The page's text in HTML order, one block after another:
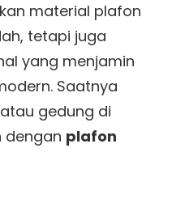
material plafon
tetapi juga
yang menjamin
Saatnya
gedung di
dengan plafon